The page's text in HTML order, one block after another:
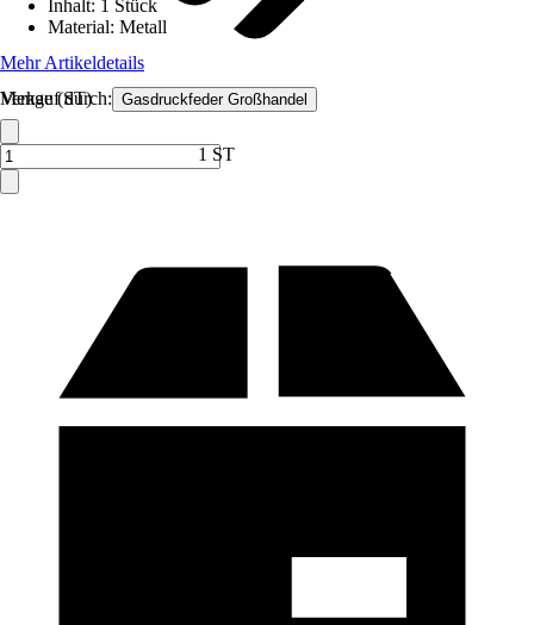
Verkauf durch: Gasdruckfeder Großhandel
Inhalt: 1 Stück
Material: Metall
Mehr Artikeldetails
Menge (ST)
1 ST